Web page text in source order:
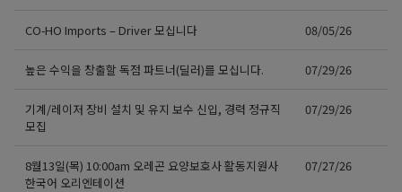
CO-HO Imports – Driver 모십니다 08/05/26
높은 수익을 창출할 독점 파트너(딜러)를 모십니다. 07/29/26
기계/레이저 장비 설치 및 유지 보수 신입, 경력 정규직
모집
07/29/26
8월13일(목) 10:00am 오레곤 요양보호사 활동지원사
한국어 오리엔테이션
07/27/26